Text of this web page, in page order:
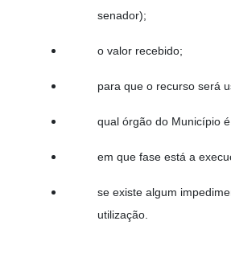
senador);
o valor recebido;
para que o recurso será
qual órgão do Município
em que fase está a
se existe algum
utilização.